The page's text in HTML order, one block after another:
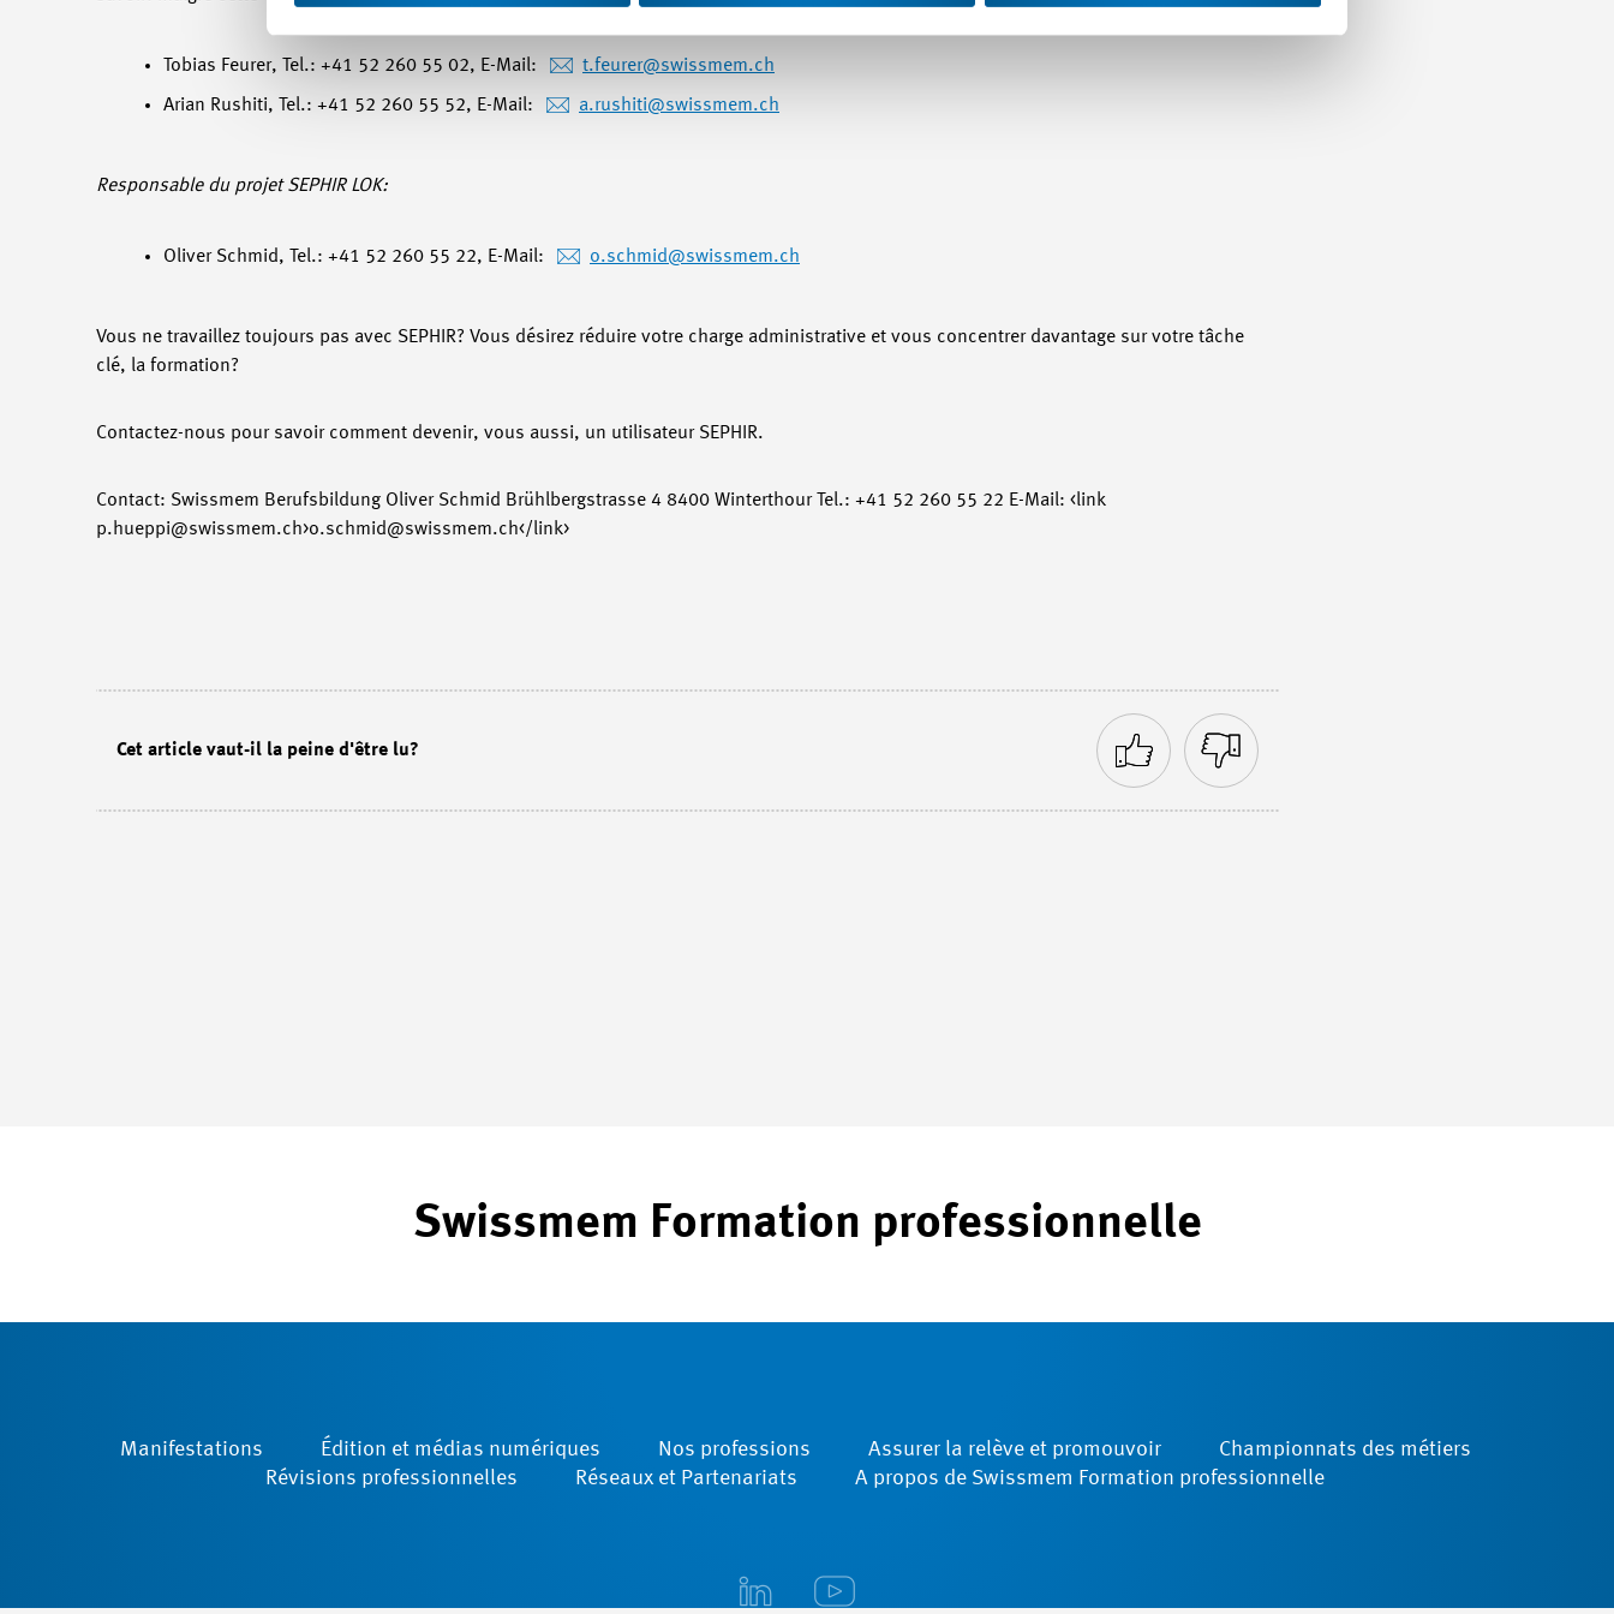
Tobias Feurer, Tel.: +41 52 260 55 02, E-Mail: t.feurer@swissmem.ch
Arian Rushiti, Tel.: +41 52 260 55 52, E-Mail: a.rushiti@swissmem.ch
Responsable du projet SEPHIR LOK:
Oliver Schmid, Tel.: +41 52 260 55 22, E-Mail: o.schmid@swissmem.ch
Vous ne travaillez toujours pas avec SEPHIR? Vous désirez réduire votre charge administrative et vous concentrer davantage sur votre tâche
clé, la formation?
Contactez-nous pour savoir comment devenir, vous aussi, un utilisateur SEPHIR.
Contact: Swissmem Berufsbildung Oliver Schmid Brühlbergstrasse 4 8400 Winterthour Tel.: +41 52 260 55 22 E-Mail: <link
p.hueppi@swissmem.ch>o.schmid@swissmem.ch</link>
Cet article vaut-il la peine d'être lu?
Swissmem Formation professionnelle
Manifestations Édition et médias numériques Nos professions Assurer la relève et promouvoir
Championnats des métiers
Révisions ­professionnelles
Réseaux et Partenariats A propos de Swissmem Formation ­professionnelle